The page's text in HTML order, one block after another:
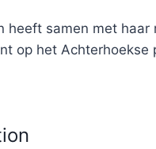
heeft samen met haar
op het Achterhoekse